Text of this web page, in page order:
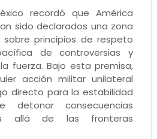
recordó que América
sido declarados una zona
principios de respeto
de controversias y
fuerza. Bajo esta premisa,
acción militar unilateral
directo para la estabilidad
detonar consecuencias
allá de las fronteras